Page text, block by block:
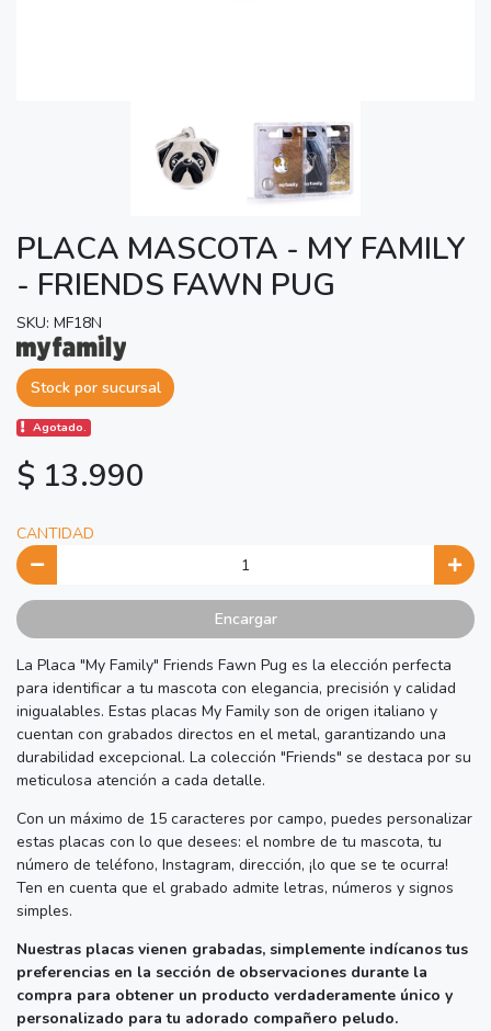
PLACA MASCOTA - MY FAMILY
- FRIENDS FAWN PUG
SKU: MF18N
Stock por sucursal
Agotado.
$ 13.990
CANTIDAD
Encargar
La Placa "My Family" Friends Fawn Pug es la elección perfecta
para identificar a tu mascota con elegancia, precisión y calidad
inigualables. Estas placas My Family son de origen italiano y
cuentan con grabados directos en el metal, garantizando una
durabilidad excepcional. La colección "Friends" se destaca por su
meticulosa atención a cada detalle.
Con un máximo de 15 caracteres por campo, puedes personalizar
estas placas con lo que desees: el nombre de tu mascota, tu
número de teléfono, Instagram, dirección, ¡lo que se te ocurra!
Ten en cuenta que el grabado admite letras, números y signos
simples.
Nuestras placas vienen grabadas, simplemente indícanos tus
preferencias en la sección de observaciones durante la
compra para obtener un producto verdaderamente único y
personalizado para tu adorado compañero peludo.